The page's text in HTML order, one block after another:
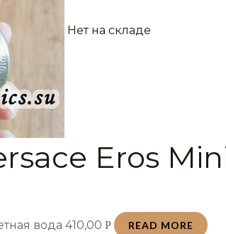
Нет на складе
Eros
вода410,00Р READ MORE